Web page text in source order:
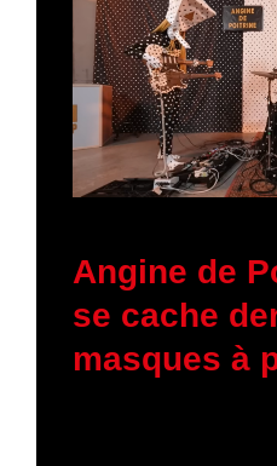
Angine de
se cache
masques à